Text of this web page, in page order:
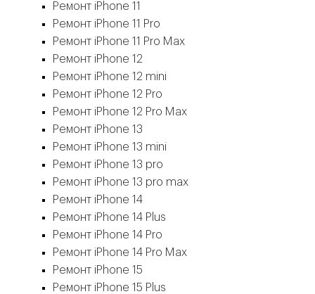
Ремонт iPhone 11
Ремонт iPhone 11 Pro
Ремонт iPhone 11 Pro Max
Ремонт iPhone 12
Ремонт iPhone 12 mini
Ремонт iPhone 12 Pro
Ремонт iPhone 12 Pro Max
Ремонт iPhone 13
Ремонт iPhone 13 mini
Ремонт iPhone 13 pro
Ремонт iPhone 13 pro max
Ремонт iPhone 14
Ремонт iPhone 14 Plus
Ремонт iPhone 14 Pro
Ремонт iPhone 14 Pro Max
Ремонт iPhone 15
Ремонт iPhone 15 Plus